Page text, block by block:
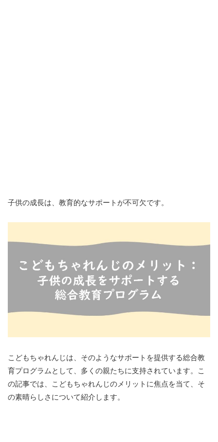
子供の成長は、教育的なサポートが不可欠です。
こどもちゃれんじは、そのようなサポートを提供する総合教
育プログラムとして、多くの親たちに支持されています。こ
の記事では、こどもちゃれんじのメリットに焦点を当て、そ
の素晴らしさについて紹介します。